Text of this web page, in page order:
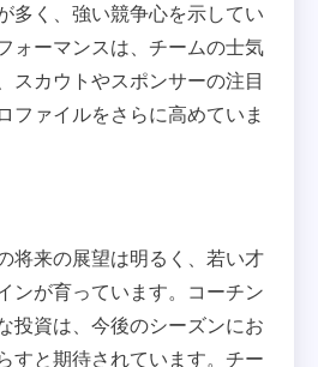
多く、強い競争心を示してい
ォーマンスは、チームの士気
スカウトやスポンサーの注目
ファイルをさらに高めていま
将来の展望は明るく、若い才
ンが育っています。コーチン
投資は、今後のシーズンにお
すと期待されています。チー